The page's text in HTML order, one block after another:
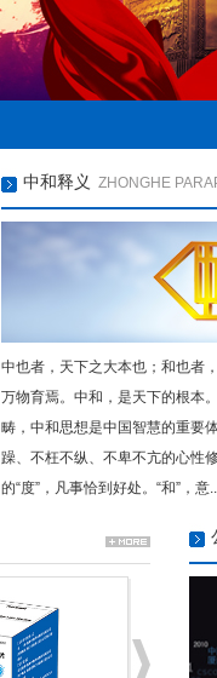
中和释义 ZHONGHE
中也者，天下之大本也；和也者
万物育焉。中和，是天下的根本
畴，中和思想是中国智慧的重要
躁、不枉不纵、不卑不亢的心性
的“度”，凡事恰到好处。“和”，意